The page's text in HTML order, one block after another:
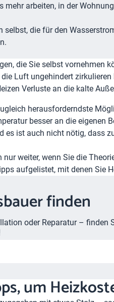
mehr arbeiten, in der
selbst, die für den
die Sie selbst vornehmen
Luft ungehindert
Verluste an die kalte
herausforderndste
besser an die eigenen
es ist auch nicht nötig, dass
weiter, wenn Sie die
aufgelistet, mit denen Sie
finden
oder Reparatur – finden
um